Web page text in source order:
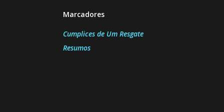
Marcadores
Cumplices de Um Resgate
Resumos